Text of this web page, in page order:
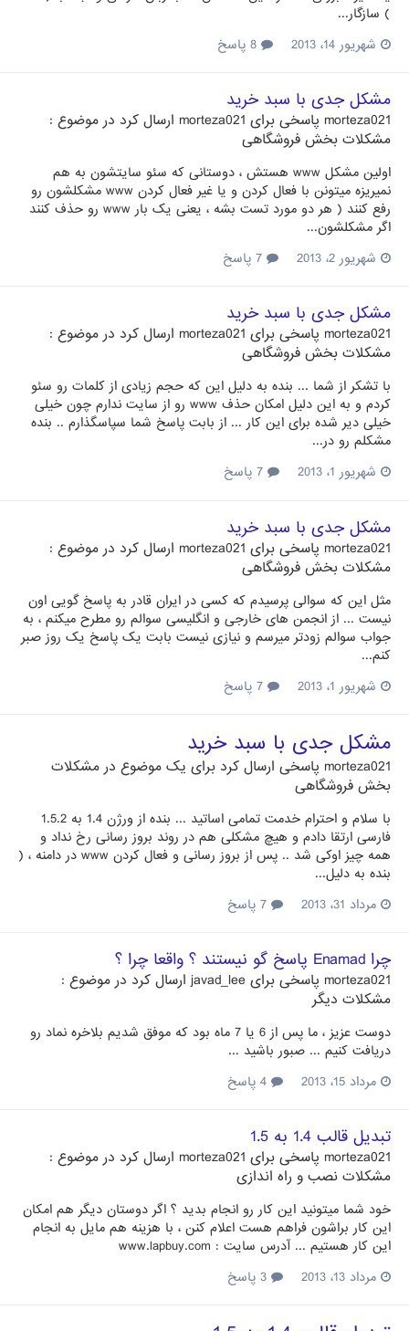
) سازگار...
شهریور 14، 2013
مشکل جدی با سبد خرید
morteza021 پاسخی برای morteza021 ارسال کرد در موضوع :
مشکلات بخش فروشگاهی
اولین مشکل www هستش ، دوستانی که سئو سایتشون به هم
نمیریزه میتونن با فعال کردن و یا غیر فعال کردن www مشکلشون رو
رفع کنند ( هر دو مورد تست بشه ، یعنی یک بار www رو حذف کنند
اگر مشکلشون...
شهریور 2، 2013
مشکل جدی با سبد خرید
morteza021 پاسخی برای morteza021 ارسال کرد در موضوع :
مشکلات بخش فروشگاهی
با تشکر از شما ... بنده به دلیل این که حجم زیادی از کلمات رو سئو
کردم و به این دلیل امکان حذف www رو از سایت ندارم چون خیلی
خیلی دیر شده برای این کار ... از بابت پاسخ شما سپاسگذارم .. بنده
مشکلم رو در...
شهریور 1، 2013
مشکل جدی با سبد خرید
morteza021 پاسخی برای morteza021 ارسال کرد در موضوع :
مشکلات بخش فروشگاهی
مثل این که سوالی پرسیدم که کسی در ایران قادر به پاسخ گویی اون
نیست ... از انجمن های خارجی و انگلیسی سوالم رو مطرح میکنم ، به
جواب سوالم زودتر میرسم و نیازی نیست بابت یک پاسخ یک روز صبر
کنم...
شهریور 1، 2013
مشکل جدی با سبد خرید
morteza021 پاسخی ارسال کرد برای یک موضوع در مشکلات
بخش فروشگاهی
با سلام و احترام خدمت تمامی اساتید ... بنده از ورژن 1.4 به 1.5.2
فارسی ارتقا دادم و هیچ مشکلی هم در روند بروز رسانی رخ نداد و
همه چیز اوکی شد .. پس از بروز رسانی و فعال کردن www در دامنه ، (
بنده به دلیل...
مرداد 31، 2013
چرا Enamad پاسخ گو نیستند ؟ واقعا چرا ؟
morteza021 پاسخی برای javad_leeارسال کرد در موضوع :
مشکلات دیگر
دوست عزیز ، ما پس از 6 یا 7 ماه بود که موفق شدیم بلاخره نماد رو
دریافت کنیم ... صبور باشید ...
مرداد 15، 2013
تبدیل قالب 1.4 به 1.5
morteza021 پاسخی برای morteza021 ارسال کرد در موضوع :
مشکلات نصب و راه اندازی
خود شما میتونید این کار رو انجام بدید ؟ اگر دوستان دیگر هم امکان
این کار براشون فراهم هست اعلام کنن ، با هزینه هم مایل به انجام
این کار هستیم ... آدرس سایت : www.lapbuy.com
مرداد 13، 2013